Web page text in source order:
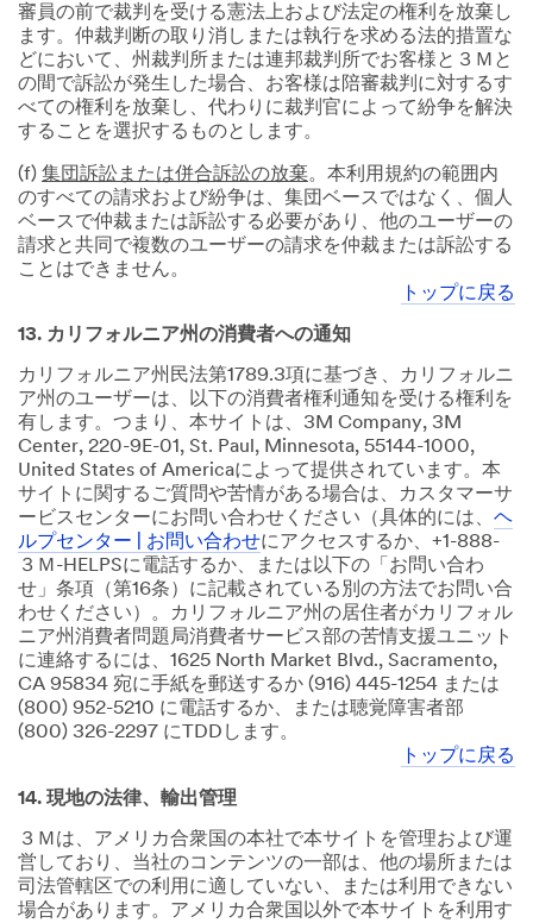
審員の前で裁判を受ける憲法上および法定の権利を放棄し
ます。仲裁判断の取り消しまたは執行を求める法的措置な
どにおいて、州裁判所または連邦裁判所でお客様と３Ｍと
の間で訴訟が発生した場合、お客様は陪審裁判に対するす
べての権利を放棄し、代わりに裁判官によって紛争を解決
することを選択するものとします。
(f) 集団訴訟または併合訴訟の放棄。本利用規約の範囲内
のすべての請求および紛争は、集団ベースではなく、個人
ベースで仲裁または訴訟する必要があり、他のユーザーの
請求と共同で複数のユーザーの請求を仲裁または訴訟する
ことはできません。
トップに戻る
13. カリフォルニア州の消費者への通知
カリフォルニア州民法第1789.3項に基づき、カリフォルニ
ア州のユーザーは、以下の消費者権利通知を受ける権利を
有します。つまり、本サイトは、3M Company, 3M
Center, 220-9E-01, St. Paul, Minnesota, 55144-1000,
United States of Americaによって提供されています。本
サイトに関するご質問や苦情がある場合は、カスタマーサ
ービスセンターにお問い合わせください（具体的には、 ヘ
ルプセンター | お問い合わせにアクセスするか、+1-888-
３Ｍ-HELPSに電話するか、または以下の「お問い合わ
せ」条項（第16条）に記載されている別の方法でお問い合
わせください）。カリフォルニア州の居住者がカリフォル
ニア州消費者問題局消費者サービス部の苦情支援ユニット
に連絡するには、1625 North Market Blvd., Sacramento,
CA 95834 宛に手紙を郵送するか (916) 445-1254 または
(800) 952-5210 に電話するか、または聴覚障害者部
(800) 326-2297 にTDDします。
トップに戻る
14. 現地の法律、輸出管理
３Ｍは、アメリカ合衆国の本社で本サイトを管理および運
営しており、当社のコンテンツの一部は、他の場所または
司法管轄区での利用に適していない、または利用できない
場合があります。アメリカ合衆国以外で本サイトを利用す